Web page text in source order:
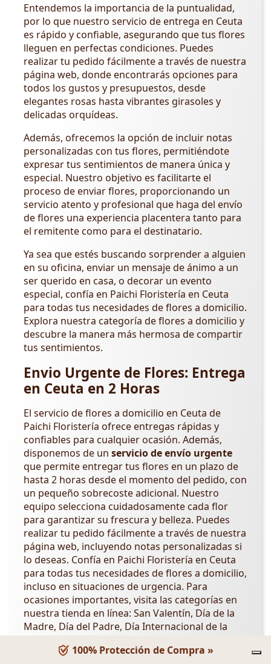
Entendemos la importancia de la puntualidad,
por lo que nuestro servicio de entrega en Ceuta
es rápido y confiable, asegurando que tus flores
lleguen en perfectas condiciones. Puedes
realizar tu pedido fácilmente a través de nuestra
página web, donde encontrarás opciones para
todos los gustos y presupuestos, desde
elegantes rosas hasta vibrantes girasoles y
delicadas orquídeas.
Además, ofrecemos la opción de incluir notas
personalizadas con tus flores, permitiéndote
expresar tus sentimientos de manera única y
especial. Nuestro objetivo es facilitarte el
proceso de enviar flores, proporcionando un
servicio atento y profesional que haga del envío
de flores una experiencia placentera tanto para
el remitente como para el destinatario.
Ya sea que estés buscando sorprender a alguien
en su oficina, enviar un mensaje de ánimo a un
ser querido en casa, o decorar un evento
especial, confía en Paichi Floristería en Ceuta
para todas tus necesidades de flores a domicilio.
Explora nuestra categoría de flores a domicilio y
descubre la manera más hermosa de compartir
tus sentimientos.
Envio Urgente de Flores: Entrega
en Ceuta en 2 Horas
El servicio de flores a domicilio en Ceuta de
Paichi Floristería ofrece entregas rápidas y
confiables para cualquier ocasión. Además,
disponemos de un servicio de envío urgente
que permite entregar tus flores en un plazo de
hasta 2 horas desde el momento del pedido, con
un pequeño sobrecoste adicional. Nuestro
equipo selecciona cuidadosamente cada flor
para garantizar su frescura y belleza. Puedes
realizar tu pedido fácilmente a través de nuestra
página web, incluyendo notas personalizadas si
lo deseas. Confía en Paichi Floristería en Ceuta
para todas tus necesidades de flores a domicilio,
incluso en situaciones de urgencia. Para
ocasiones importantes, visita las categorías en
nuestra tienda en línea: San Valentín, Día de la
Madre, Día del Padre, Día Internacional de la
100% Protección de Compra »